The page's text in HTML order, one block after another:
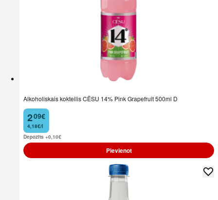
Alkoholiskais kokteilis CĒSU 14% Pink Grapefruit 500ml D
2
. 09€
4,18€/l
Depozīts +0,10€
Pievienot